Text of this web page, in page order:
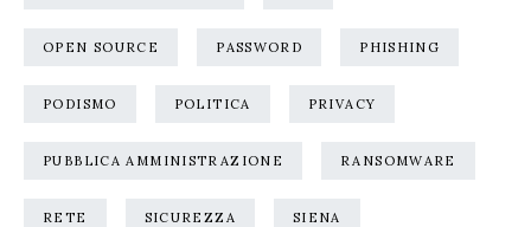
OPEN SOURCE PASSWORD PHISHING
PODISMO POLITICA PRIVACY
PUBBLICA AMMINISTRAZIONE RANSOMWARE
RETE SICUREZZA SIENA